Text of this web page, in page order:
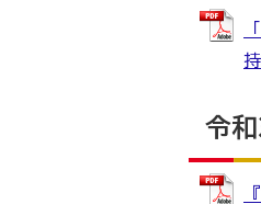
令和